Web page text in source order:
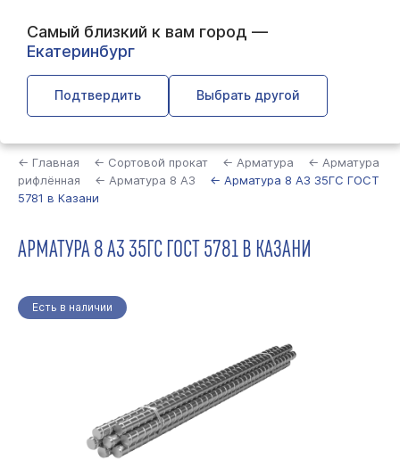
Самый близкий к вам город —
Екатеринбург
Подтвердить Выбрать другой
← Главная ← Сортовой прокат ← Арматура
← Арматура
рифлённая
← Арматура 8 А3
← Арматура 8 А3 35ГС ГОСТ
5781 в Казани
АРМАТУРА 8 А3 35ГС ГОСТ 5781 В КАЗАНИ
Есть в наличии